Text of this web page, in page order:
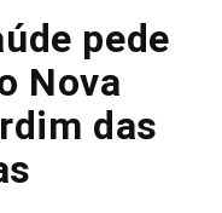
pede
Nova
das